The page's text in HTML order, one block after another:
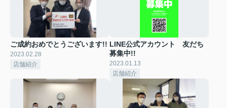
ご成約おめでとうございます!!
2023.02.28
店舗紹介
LINE公式アカウント 友だち
募集中!!
2023.01.13
店舗紹介